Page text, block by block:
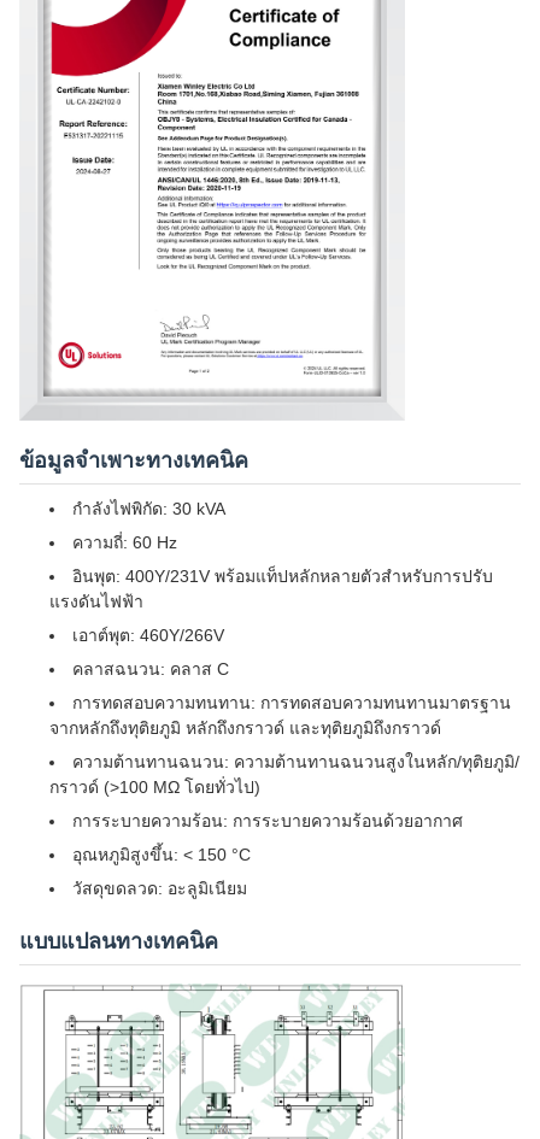
ข้อมูลจำเพาะทางเทคนิค
กำลังไฟพิกัด: 30 kVA
ความถี่: 60 Hz
อินพุต: 400Y/231V พร้อมแท็ปหลักหลายตัวสำหรับการปรับ
แรงดันไฟฟ้า
เอาต์พุต: 460Y/266V
คลาสฉนวน: คลาส C
การทดสอบความทนทาน: การทดสอบความทนทานมาตรฐาน
จากหลักถึงทุติยภูมิ หลักถึงกราวด์ และทุติยภูมิถึงกราวด์
ความต้านทานฉนวน: ความต้านทานฉนวนสูงในหลัก/ทุติยภูมิ/
กราวด์ (>100 MΩ โดยทั่วไป)
การระบายความร้อน: การระบายความร้อนด้วยอากาศ
อุณหภูมิสูงขึ้น: < 150 °C
วัสดุขดลวด: อะลูมิเนียม
แบบแปลนทางเทคนิค